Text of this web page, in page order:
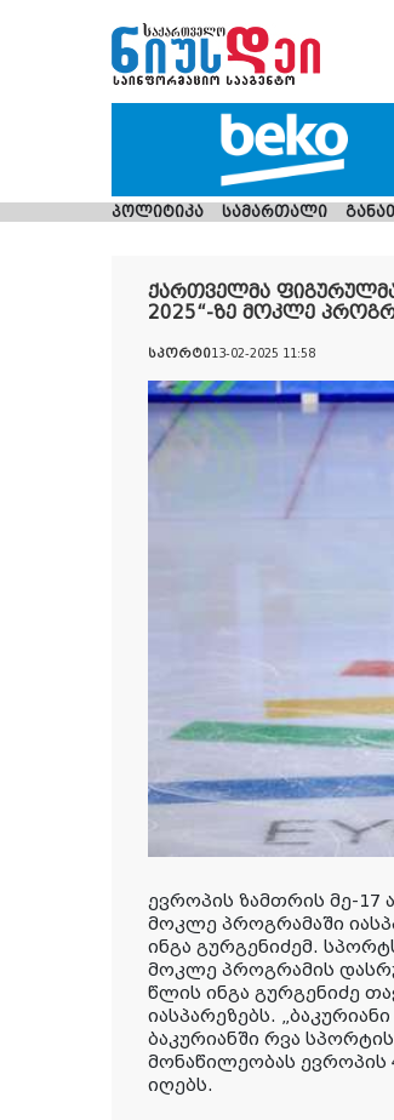
პოლიტიკა სამართალი
ქართველმა ფიგურულმა
2025“-ზე მოკლე
სპორტი13-02-2025 11:58
ევროპის ზამთრის მე-
მოკლე პროგრამაში
ინგა გურგენიძემ.
მოკლე პროგრამის
წლის ინგა გურგენიძე
იასპარეზებს.
ბაკურიანში რვა
მონაწილეობას ევროპის
იღებს.